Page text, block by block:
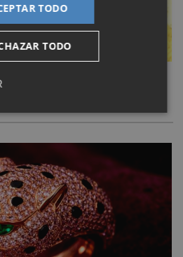
puertas abren ¿está
TODO
TODO